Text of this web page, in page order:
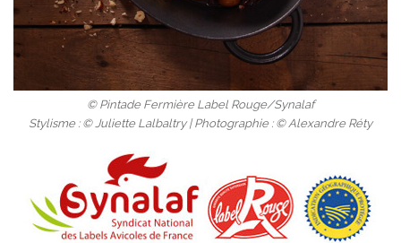
© Pintade Fermière Label Rouge/Synalaf
Stylisme : © Juliette Lalbaltry | Photographie : © Alexandre Réty